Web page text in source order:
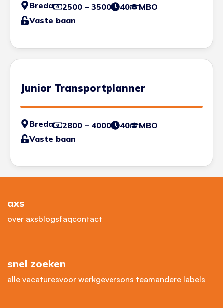
Breda 2500 – 3500 40
MBO
Vaste baan
Junior Transportplanner
Breda 2800 – 4000 40
MBO
Vaste baan
axs
over axsblogsfaqcontact
snel zoeken
alle vacaturesvoor werkgeversons teamandere labels